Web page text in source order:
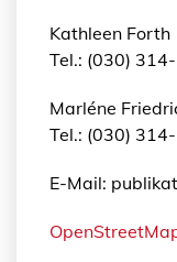
Kathleen Forth
Tel.: (030)
Marléne
Tel.: (030)
E-Mail: